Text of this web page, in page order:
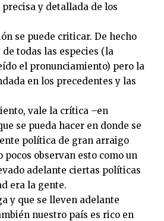
y detallada de los
se puede criticar. De hecho
todas las especies (la
el pronunciamiento) pero la
en los precedentes y las
vale la crítica –en
se pueda hacer en donde se
política de gran arraigo
pocos observan esto como un
adelante ciertas políticas
era la gente.
y que se lleven adelante
nuestro país es rico en